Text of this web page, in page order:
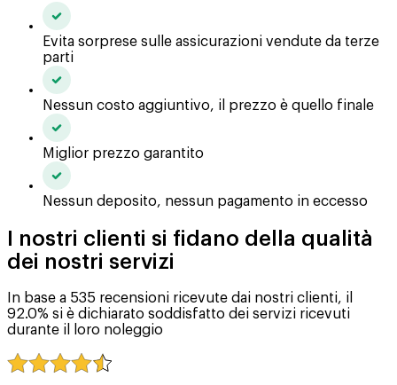
Evita sorprese sulle assicurazioni vendute da terze
parti
Nessun costo aggiuntivo, il prezzo è quello finale
Miglior prezzo garantito
Nessun deposito, nessun pagamento in eccesso
I nostri clienti si fidano della qualità
dei nostri servizi
In base a 535 recensioni ricevute dai nostri clienti, il
92.0% si è dichiarato soddisfatto dei servizi ricevuti
durante il loro noleggio